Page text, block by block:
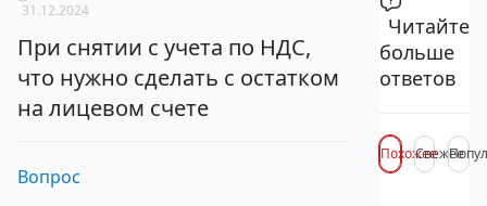
31.12.2024
При снятии с учета по НДС,
что нужно сделать с остатком
на лицевом счете
Вопрос
Читайте
больше
ответов
ПохожееСвежее